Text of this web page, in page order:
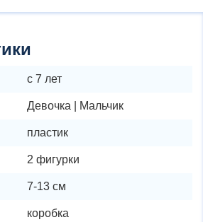
с 7 лет
Девочка | Мальчик
пластик
2 фигурки
7-13 см
коробка